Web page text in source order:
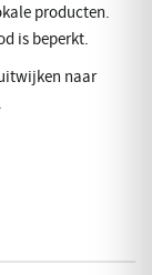
producten.
is beperkt.
naar
.